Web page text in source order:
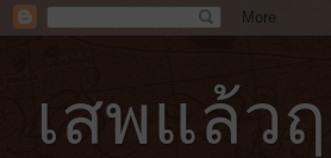
เสพแล้ว